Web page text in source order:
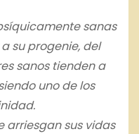
sanas
su progenie, del
sanos tienden a
uno de los
arriesgan sus vidas